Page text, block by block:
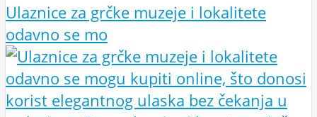
Ulaznice za grčke muzeje i lokalitete
odavno se mo